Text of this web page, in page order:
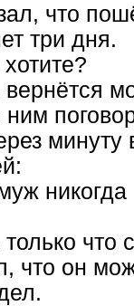
что
три дня.
минуту
никогда
что
что он